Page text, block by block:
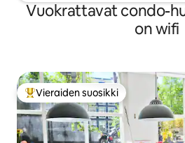
Vuokrattavat condo-
on wifi
Vieraiden suosikkien
Vieraiden suosikki